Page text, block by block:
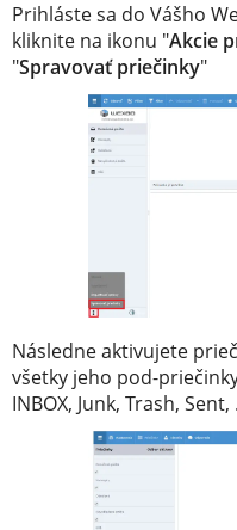
Prihláste sa do Vášho
kliknite na ikonu "Akcie
"Spravovať priečinky"
Následne aktivujete
všetky jeho pod-
INBOX, Junk, Trash, Sent,